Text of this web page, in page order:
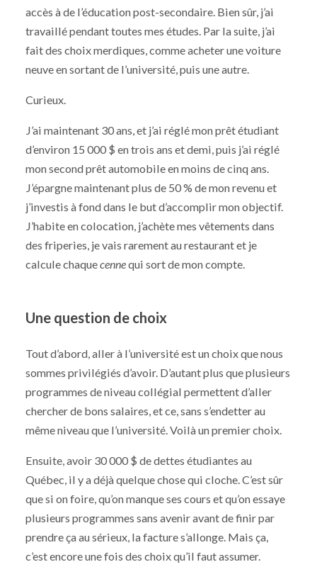
accès à de l’éducation post-secondaire. Bien sûr, j’ai
travaillé pendant toutes mes études. Par la suite, j’ai
fait des choix merdiques, comme acheter une voiture
neuve en sortant de l’université, puis une autre.
Curieux.
J’ai maintenant 30 ans, et j’ai réglé mon prêt étudiant
d’environ 15 000 $ en trois ans et demi, puis j’ai réglé
mon second prêt automobile en moins de cinq ans.
J’épargne maintenant plus de 50 % de mon revenu et
j’investis à fond dans le but d’accomplir mon objectif.
J’habite en colocation, j’achète mes vêtements dans
des friperies, je vais rarement au restaurant et je
calcule chaquecennequi sort de mon compte.
Une question de choix
Tout d’abord, aller à l’université est un choix que nous
sommes privilégiés d’avoir. D’autant plus que plusieurs
programmes de niveau collégial permettent d’aller
chercher de bons salaires, et ce, sans s’endetter au
même niveau que l’université. Voilà un premier choix.
Ensuite, avoir 30 000 $ de dettes étudiantes au
Québec, il y a déjà quelque chose qui cloche. C’est sûr
que si on foire, qu’on manque ses cours et qu’on essaye
plusieurs programmes sans avenir avant de finir par
prendre ça au sérieux, la facture s’allonge. Mais ça,
c’est encore une fois des choix qu’il faut assumer.